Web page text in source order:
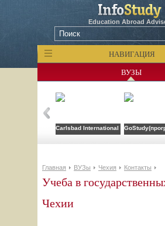
Education Abroad
НАВИГАЦИЯ
ВУЗЫ
Carlsbad International School
Главная ВУЗы Чехия Контакты
Учеба в
Чехии